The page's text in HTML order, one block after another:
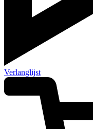
Verlanglijst